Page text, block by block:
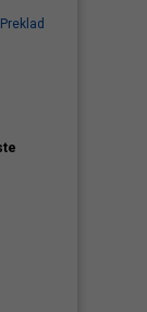
Preklad